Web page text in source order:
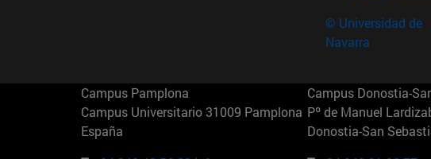
© Universidad de
Navarra
Campus Pamplona
Campus Universitario 31009 Pamplona
España
Campus Donostia-
Pº de Manuel
Donostia-San